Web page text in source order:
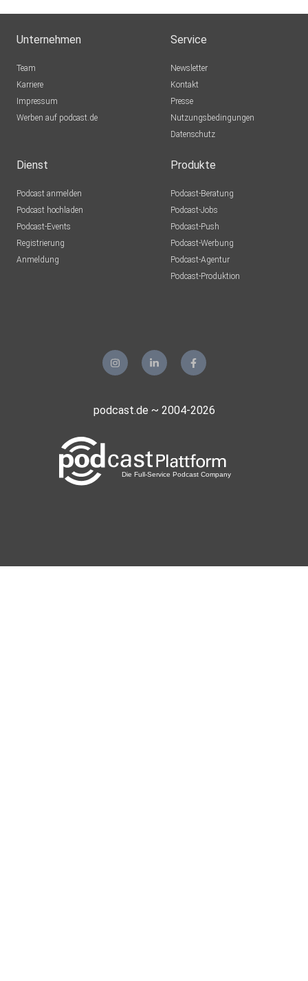
Unternehmen
Team
Karriere
Impressum
Werben auf podcast.de
Service
Newsletter
Kontakt
Presse
Nutzungsbedingungen
Datenschutz
Dienst
Podcast anmelden
Podcast hochladen
Podcast-Events
Registrierung
Anmeldung
Produkte
Podcast-Beratung
Podcast-Jobs
Podcast-Push
Podcast-Werbung
Podcast-Agentur
Podcast-Produktion
podcast.de ~ 2004-2026